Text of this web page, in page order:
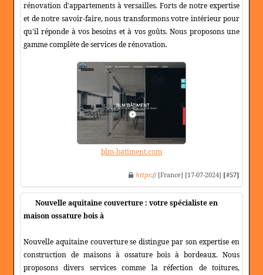
rénovation d'appartements à versailles. Forts de notre expertise
et de notre savoir-faire, nous transformons votre intérieur pour
qu'il réponde à vos besoins et à vos goûts. Nous proposons une
gamme complète de services de rénovation.
blm-batiment.com
https:// [France] [17-07-2024] [#57]
Nouvelle aquitaine couverture : votre spécialiste en
maison ossature bois à
Nouvelle aquitaine couverture se distingue par son expertise en
construction de maisons à ossature bois à bordeaux. Nous
proposons divers services comme la réfection de toitures,